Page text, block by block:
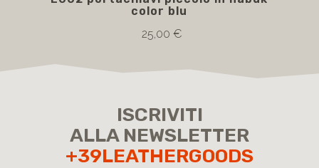
color blu
25,00 €
ISCRIVITI
ALLA NEWSLETTER
+39LEATHERGOODS